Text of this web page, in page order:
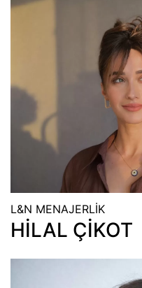
L&N MENAJERLİK
HİLAL ÇİKOT